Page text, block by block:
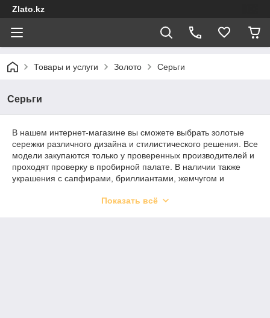
Zlato.kz
Товары и услуги Золото Серьги
Серьги
В нашем интернет-магазине вы сможете выбрать золотые
сережки различного дизайна и стилистического решения. Все
модели закупаются только у проверенных производителей и
проходят проверку в пробирной палате. В наличии также
украшения с сапфирами, бриллиантами, жемчугом и
самостоятельно в офисе, в другие города Казахстана, а
Показать всё